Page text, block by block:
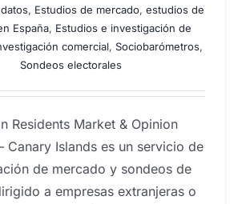
, Estudios de mercado, estudios de
España, Estudios e investigación de
comercial, Sociobarómetros,
Sondeos electorales
Residents Market & Opinion
Canary Islands es un servicio de
de mercado y sondeos de
a empresas extranjeras o